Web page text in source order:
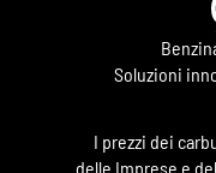
Soluzioni
I prezzi dei
delle Imprese e